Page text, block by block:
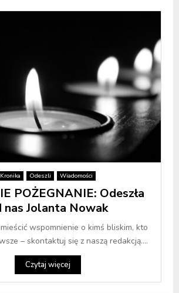
Kronika Odeszli Wiadomości
POŻEGNANIE: Odeszła
nas Jolanta Nowak
wspomnienie o kimś bliskim, kto
– skontaktuj się z naszą redakcją....
Czytaj więcej